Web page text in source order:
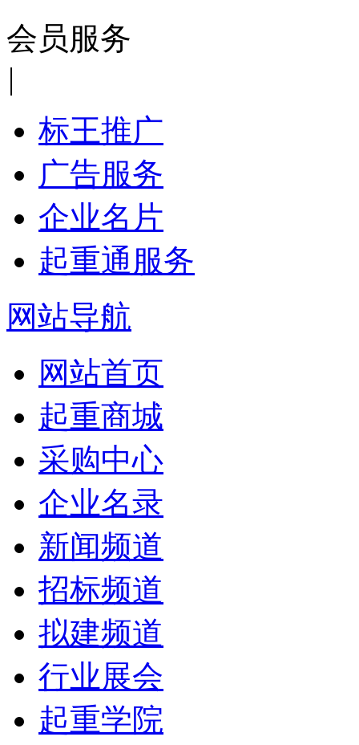
会员服务
|
标王推广
广告服务
企业名片
起重通服务
网站导航
网站首页
起重商城
采购中心
企业名录
新闻频道
招标频道
拟建频道
行业展会
起重学院